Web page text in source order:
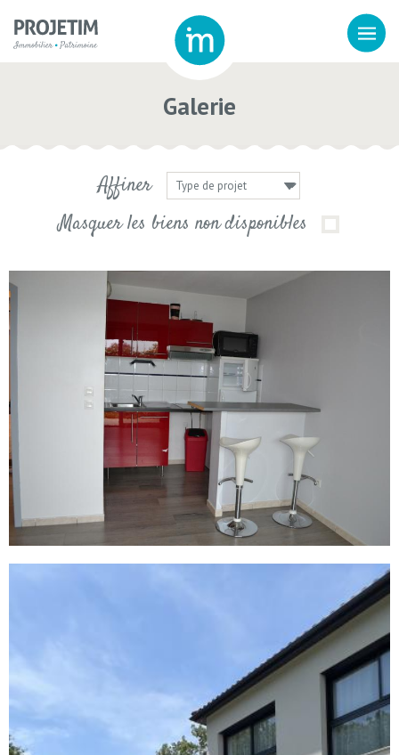
Galerie
Affiner
Masquer les biens non disponibles